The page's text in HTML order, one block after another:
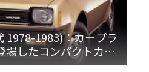
1978-1983)：カープラ
場したコンパクトカー